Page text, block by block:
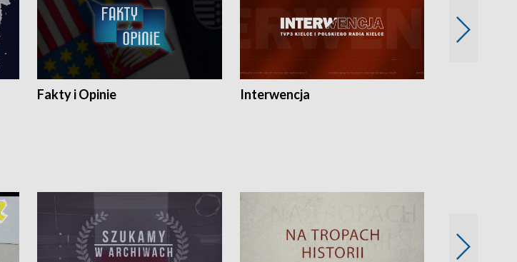
Fakty i Opinie Interwencja